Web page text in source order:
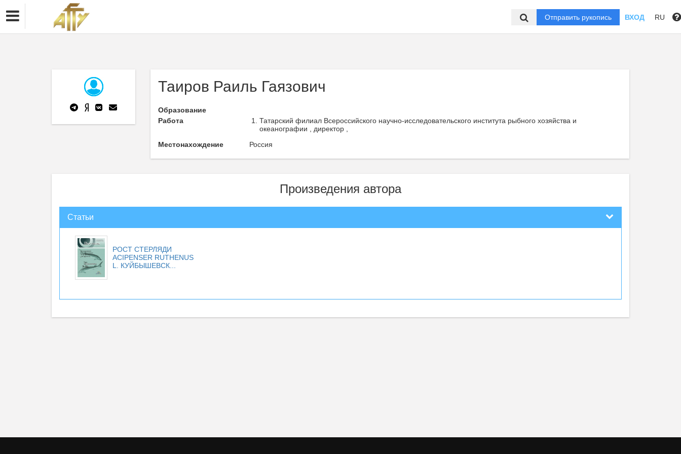
Отправить рукопись ВХОД RU
Таиров Раиль Гаязович
Образование
Работа
Татарский филиал Всероссийского научно-исследовательского института рыбного хозяйства и
океанографии , директор ,
Местонахождение
Россия
Произведения автора
Статьи
РОСТ СТЕРЛЯДИ
ACIPENSER RUTHENUS
L. КУЙБЫШЕВСК...